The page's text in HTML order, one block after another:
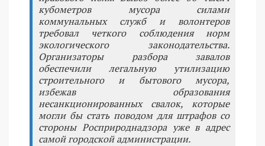
кубометров мусора силами
коммунальных служб и волонтеров
требовал четкого соблюдения норм
экологического законодательства.
Организаторы разбора завалов
обеспечили легальную утилизацию
строительного и бытового мусора,
избежав образования
несанкционированных свалок, которые
могли бы стать поводом для штрафов со
стороны Росприроднадзора уже в адрес
самой городской администрации.